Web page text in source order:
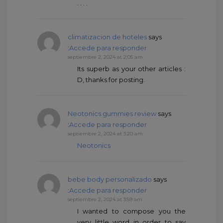
climatizacion de hoteles says
:Accede para responder
septiembre 2, 2024 at 2:05 am
Its superb as your other articles :
D, thanks for posting.
Neotonics gummies review says
:Accede para responder
septiembre 2, 2024 at 3:20 am
Neotonics
bebe body personalizado says
:Accede para responder
septiembre 2, 2024 at 3:59 am
I wanted to compose you the